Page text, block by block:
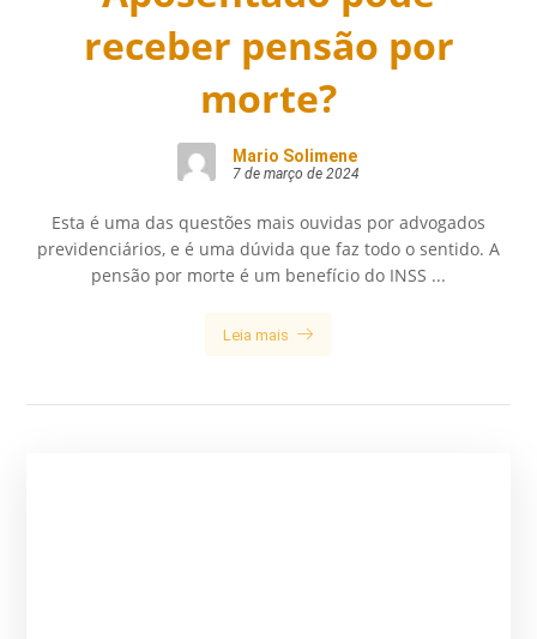
receber pensão por
morte?
Mario Solimene
7 de março de 2024
Esta é uma das questões mais ouvidas por advogados
previdenciários, e é uma dúvida que faz todo o sentido. A
pensão por morte é um benefício do INSS ...
Leia mais